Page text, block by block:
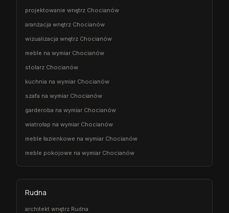
projektowanie wnętrz Chocianów
aranżacja wnętrz Chocianów
wizualizacja wnętrz Chocianów
meble na wymiar Chocianów
stolarz Chocianów
kuchnia na wymiar Chocianów
szafa na wymiar Chocianów
garderoba na wymiar Chocianów
wiatrołap na wymiar Chocianów
meble łazienkowe na wymiar Chocianów
meble pokojowe na wymiar Chocianów
Rudna
architekt wnętrz Rudna